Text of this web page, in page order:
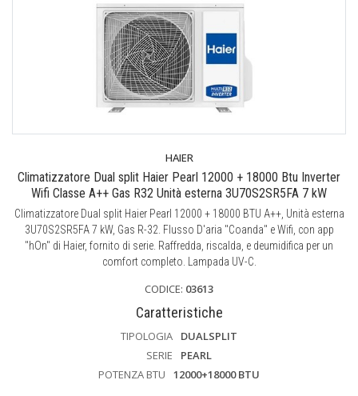
HAIER
Climatizzatore Dual split Haier Pearl 12000 + 18000 Btu Inverter
Wifi Classe A++ Gas R32 Unità esterna 3U70S2SR5FA 7 kW
Climatizzatore Dual split Haier Pearl 12000 + 18000 BTU A++, Unità esterna
3U70S2SR5FA 7 kW, Gas R-32. Flusso D'aria "Coanda" e Wifi, con app
"hOn" di Haier, fornito di serie. Raffredda, riscalda, e deumidifica per un
comfort completo. Lampada UV-C.
CODICE: 03613
Caratteristiche
TIPOLOGIA
DUALSPLIT
SERIE
PEARL
POTENZA BTU
12000+18000 BTU